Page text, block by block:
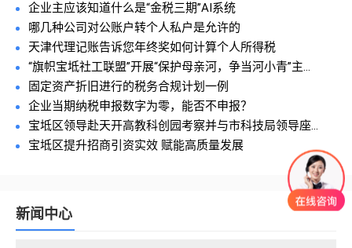
企业主应该知道什么是“金税三期”AI系统
哪几种公司对公账户转个人私户是允许的
天津代理记账告诉您年终奖如何计算个人所得税
“旗帜宝坻社工联盟”开展“保护母亲河，争当河小青”主...
固定资产折旧进行的税务合规计划一例
企业当期纳税申报数字为零，能否不申报？
宝坻区领导赴天开高教科创园考察并与市科技局领导座...
宝坻区提升招商引资实效 赋能高质量发展
新闻中心